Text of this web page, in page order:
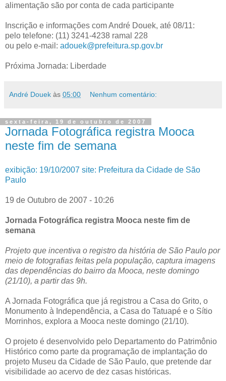
alimentação são por conta de cada participante
Inscrição e informações com André Douek, até 08/11:
pelo telefone: (11) 3241-4238 ramal 228
ou pelo e-mail: adouek@prefeitura.sp.gov.br
Próxima Jornada: Liberdade
André Douek às 05:00 Nenhum comentário:
sexta-feira, 19 de outubro de 2007
Jornada Fotográfica registra Mooca
neste fim de semana
exibição: 19/10/2007 site: Prefeitura da Cidade de São
Paulo
19 de Outubro de 2007 - 10:26
Jornada Fotográfica registra Mooca neste fim de
semana
Projeto que incentiva o registro da história de São Paulo por
meio de fotografias feitas pela população, captura imagens
das dependências do bairro da Mooca, neste domingo
(21/10), a partir das 9h.
A Jornada Fotográfica que já registrou a Casa do Grito, o
Monumento à Independência, a Casa do Tatuapé e o Sítio
Morrinhos, explora a Mooca neste domingo (21/10).
O projeto é desenvolvido pelo Departamento do Patrimônio
Histórico como parte da programação de implantação do
projeto Museu da Cidade de São Paulo, que pretende dar
visibilidade ao acervo de dez casas históricas.